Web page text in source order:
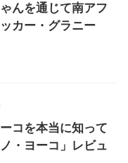
んを通じて南アフ
カー・グラニー
コを本当に知って
・ヨーコ」レビュ